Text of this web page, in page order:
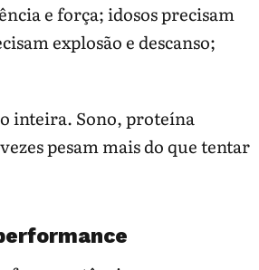
e força; idosos precisam
explosão e descanso;
inteira. Sono, proteína
pesam mais do que tentar